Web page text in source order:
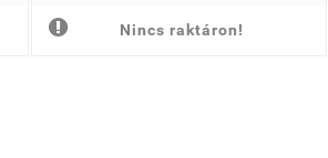
Nincs raktáron!